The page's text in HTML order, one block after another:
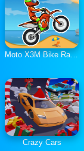
Moto X3M Bike Race Game
Crazy Cars